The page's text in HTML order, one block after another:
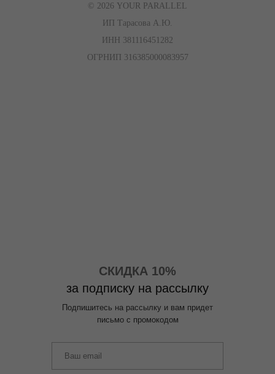
© 2026 YOUR PARALLEL
ИП Тарасова А.Ю.
ИНН 381116451282
ОГРНИП 316385000083957
СКИДКА 10%
за подписку на рассылку
Подпишитесь на рассылку и вам придет
письмо с промокодом